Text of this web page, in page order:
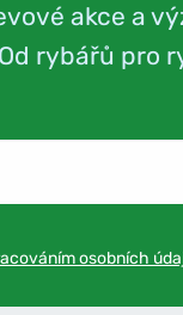
akce a
rybářů pro
osobních